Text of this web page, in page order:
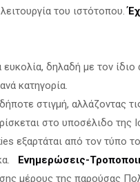
παιδιών [
με» [
του ιστότοπου.
δηλαδή με τον ίδιο
κατηγορία.
στιγμή, αλλάζοντας
στο υποσέλιδο της
εξαρτάται από τον τύπο
Ενημερώσεις-
μέρους της παρούσας